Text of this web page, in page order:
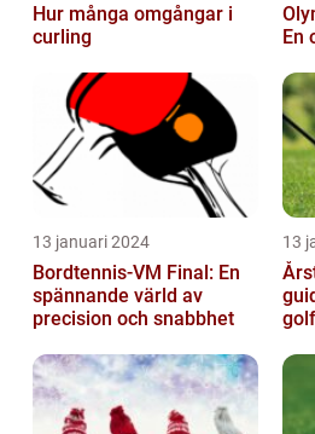
Hur många omgångar i
curling
En
13 januari 2024
Bordtennis-VM Final: En
spännande värld av
precision och snabbhet
13